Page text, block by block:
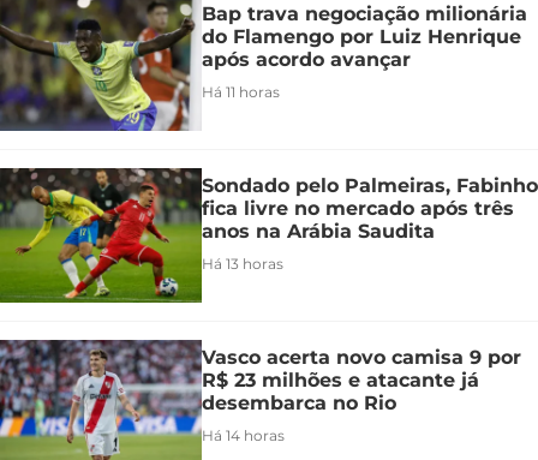
Bap trava negociação milionária
do Flamengo por Luiz Henrique
após acordo avançar
Há 11 horas
Sondado pelo Palmeiras, Fabinho
fica livre no mercado após três
anos na Arábia Saudita
Há 13 horas
Vasco acerta novo camisa 9 por
R$ 23 milhões e atacante já
desembarca no Rio
Há 14 horas